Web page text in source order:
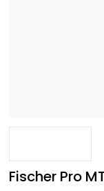
Fischer Pro